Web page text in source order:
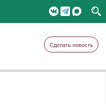
Сделать новость